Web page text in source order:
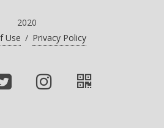
2020
Use / Privacy Policy